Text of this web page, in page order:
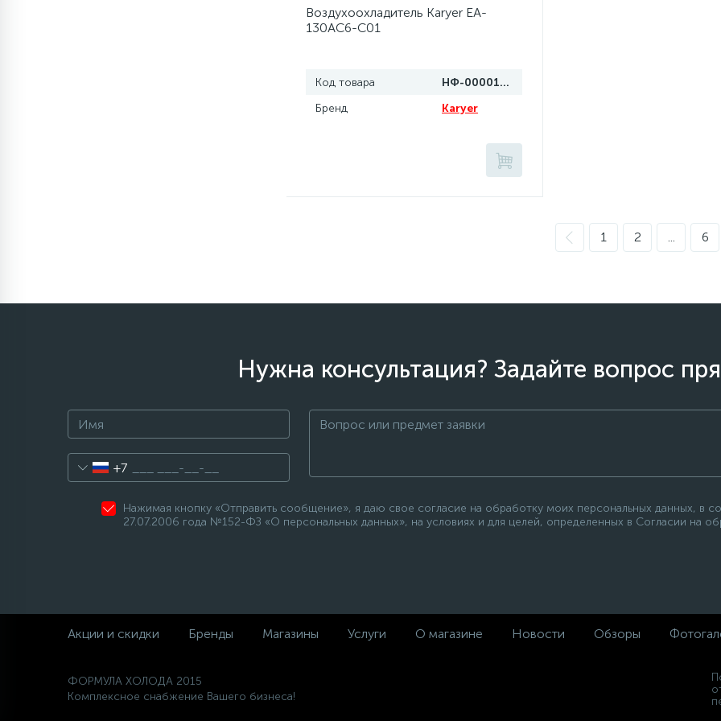
30
Воздухоохладитель Karyer EA-
130AC6-C01
Код товара
НФ-00001065
Бренд
Karyer
1 2 ... 6
Нужна консультация? Задайте вопрос
+7
Нажимая кнопку «Отправить сообщение», я даю свое согласие на обработку моих персональных данных, в
27.07.2006 года №152-ФЗ «О персональных данных», на условиях и для целей, определенных в Согласии на
Акции и скидки Бренды Магазины Услуги О магазине Новости Обзоры
ФОРМУЛА ХОЛОДА 2015
Комплексное снабжение Вашего бизнеса!